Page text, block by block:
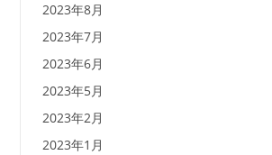
2023年8月
2023年7月
2023年6月
2023年5月
2023年2月
2023年1月